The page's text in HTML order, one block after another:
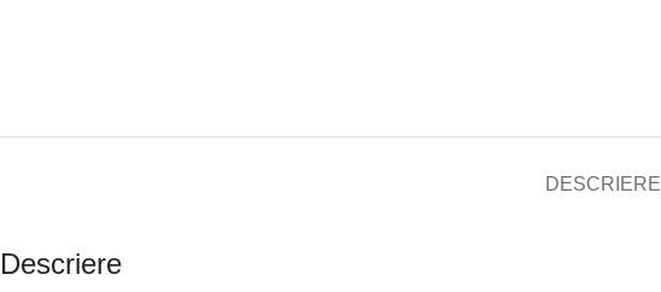
DESCRIERE
Descriere